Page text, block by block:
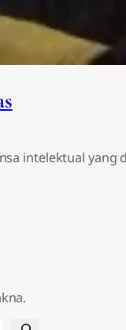
intelektual yang